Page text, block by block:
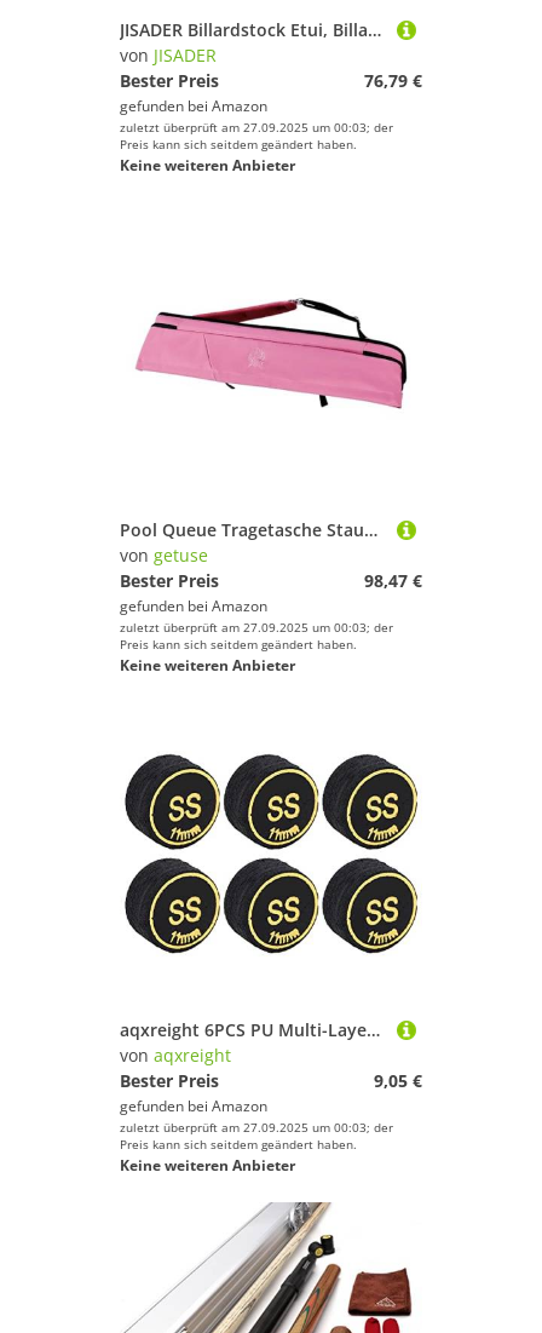
JISADER Billardstock Etui, Billardstock Tragetasche mit 2 Löchern, Organisation von Billardzubehör, Aufbewahrungstasche für Billardqueues, Grau
von JISADER
Bester Preis
76,79 €
gefunden bei Amazon
zuletzt überprüft am 27.09.2025 um 00:03; der
Preis kann sich seitdem geändert haben.
Keine weiteren Anbieter
Pool Queue Tragetasche Staubdicht Organizer Lagerung Container für Billard Stangen 84x15,5x22 cm
von getuse
Bester Preis
98,47 €
gefunden bei Amazon
zuletzt überprüft am 27.09.2025 um 00:03; der
Preis kann sich seitdem geändert haben.
Keine weiteren Anbieter
aqxreight 6PCS PU Multi-Layer Pool-Tipps für Erweiterte Billardleistung und Gameplay (SS)
von aqxreight
Bester Preis
9,05 €
gefunden bei Amazon
zuletzt überprüft am 27.09.2025 um 00:03; der
Preis kann sich seitdem geändert haben.
Keine weiteren Anbieter